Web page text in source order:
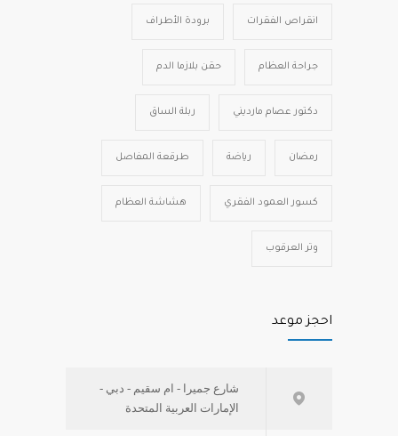
انقراص الفقرات برودة الأطراف
جراحة العظام حقن بلازما الدم
دكتور عصام مارديني ربلة الساق
رمضان رياضة طرقعة المفاصل
كسور العمود الفقري هشاشة العظام
وتر العرقوب
احجز موعد
شارع جميرا - ام سقيم - دبي -
الإمارات العربية المتحدة